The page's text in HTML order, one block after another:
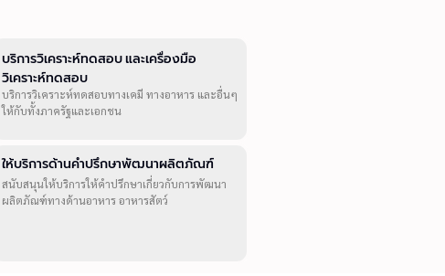
บริการวิเคราะห์ทดสอบ และเครื่องมือ
วิเคราะห์ทดสอบ
บริการวิเคราะห์ทดสอบทางเคมี ทางอาหาร และอื่นๆ
ให้กับทั้งภาครัฐและเอกชน
ให้บริการด้านคำปรึกษาพัฒนาผลิตภัณฑ์
สนับสนุนให้บริการให้คำปรึกษาเกี่ยวกับการพัฒนา
ผลิตภัณฑ์ทางด้านอาหาร อาหารสัตว์